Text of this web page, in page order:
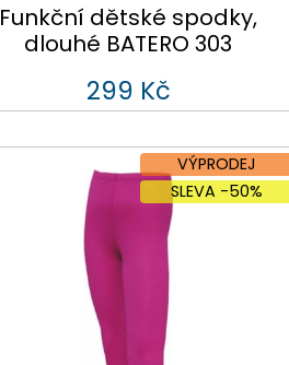
Funkční dětské spodky,
dlouhé BATERO 303
299 Kč
VÝPRODEJ
SLEVA -50%